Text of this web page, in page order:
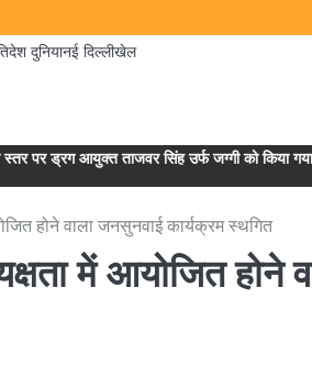
देश दुनियानई दिल्लीखेल
ड्रग आयुक्त ताजवर सिंह उर्फ जग्गी को किया गया
होने वाला जनसुनवाई कार्यक्रम स्थगित
में आयोजित होने